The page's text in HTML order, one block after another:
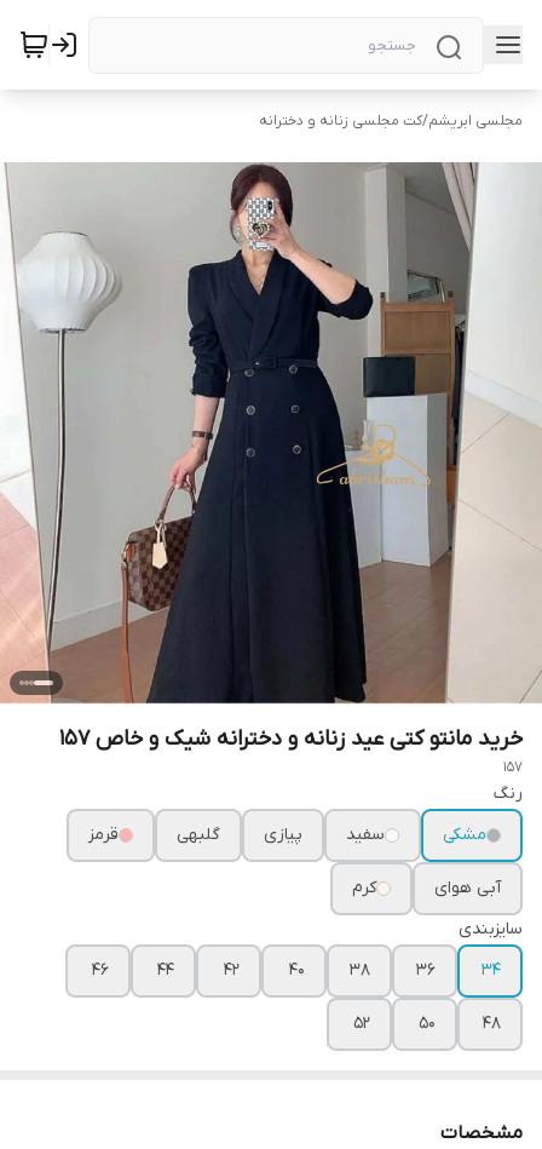
مجلسی ابریشم/کت مجلسی زنانه و دخترانه
خرید مانتو کتی عید زنانه و دخترانه شیک و خاص ۱۵۷
157
رنگ
مشکی
سفید پیازی گلبهی قرمز
آبی هوای
کرم
سایزبندی
۳۴
۳۶ ۳۸ ۴۰ ۴۲ ۴۴ ۴۶
۴۸ ۵۰ ۵۲
مشخصات